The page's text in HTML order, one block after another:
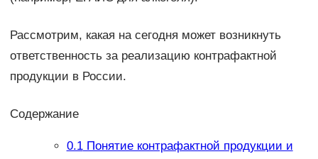
Рассмотрим, какая на сегодня может возникнуть
ответственность за реализацию контрафактной
продукции в России.
Содержание
0.1Понятие контрафактной продукции и